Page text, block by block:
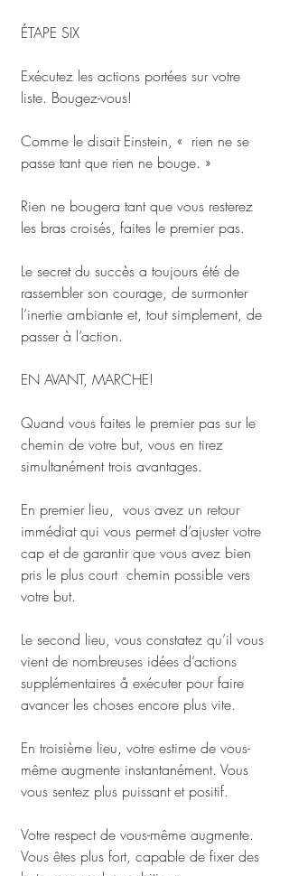
ÉTAPE SIX
Exécutez les actions portées sur votre
liste. Bougez-vous!
Comme le disait Einstein, «  rien ne se
passe tant que rien ne bouge. »
Rien ne bougera tant que vous resterez
les bras croisés, faites le premier pas.
Le secret du succès a toujours été de
rassembler son courage, de surmonter
l’inertie ambiante et, tout simplement, de
passer à l’action.
EN AVANT, MARCHE!
Quand vous faites le premier pas sur le
chemin de votre but, vous en tirez
simultanément trois avantages.
En premier lieu,  vous avez un retour
immédiat qui vous permet d’ajuster votre
cap et de garantir que vous avez bien
pris le plus court  chemin possible vers
votre but.
Le second lieu, vous constatez qu’il vous
vient de nombreuses idées d’actions
supplémentaires å exécuter pour faire
avancer les choses encore plus vite.
En troisième lieu, votre estime de vous-
même augmente instantanément. Vous
vous sentez plus puissant et positif.
Votre respect de vous-même augmente.
Vous êtes plus fort, capable de fixer des